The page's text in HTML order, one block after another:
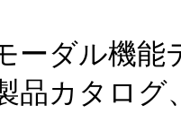
ーダル機
品カタロ